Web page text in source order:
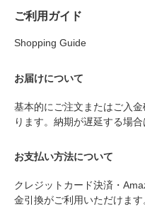
ご利用ガイド
Shopping Guide
お届けについて
基本的にご注文またはご入
ります。納期が遅延する場
お支払い方法について
クレジットカード決済・
金引換がご利用いただけます